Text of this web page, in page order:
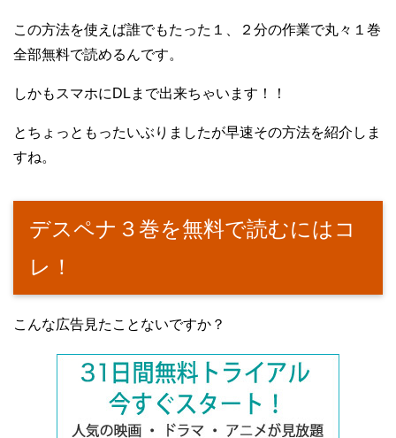
この方法を使えば誰でもたった１、２分の作業で丸々１巻
全部無料で読めるんです。
しかもスマホにDLまで出来ちゃいます！！
とちょっともったいぶりましたが早速その方法を紹介しま
すね。
デスペナ３巻を無料で読むにはコ
レ！
こんな広告見たことないですか？